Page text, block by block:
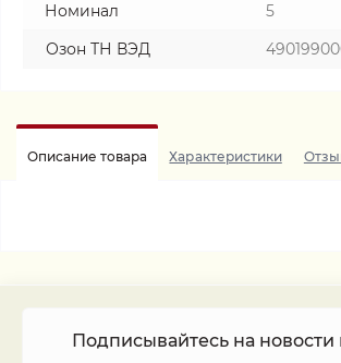
Номинал
5
Озон ТН ВЭД
Описание товара Характеристики
Подписывайтесь на новости